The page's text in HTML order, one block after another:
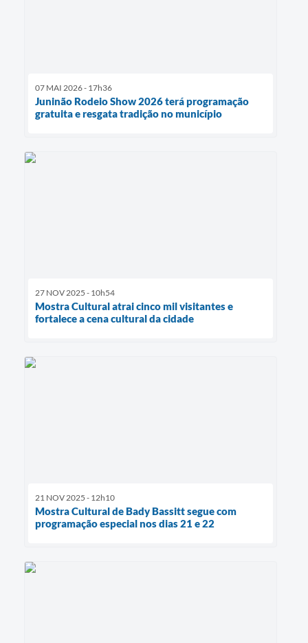
07 MAI 2026 - 17h36
Juninão Rodeio Show 2026 terá programação
gratuita e resgata tradição no município
27 NOV 2025 - 10h54
Mostra Cultural atrai cinco mil visitantes e
fortalece a cena cultural da cidade
21 NOV 2025 - 12h10
Mostra Cultural de Bady Bassitt segue com
programação especial nos dias 21 e 22